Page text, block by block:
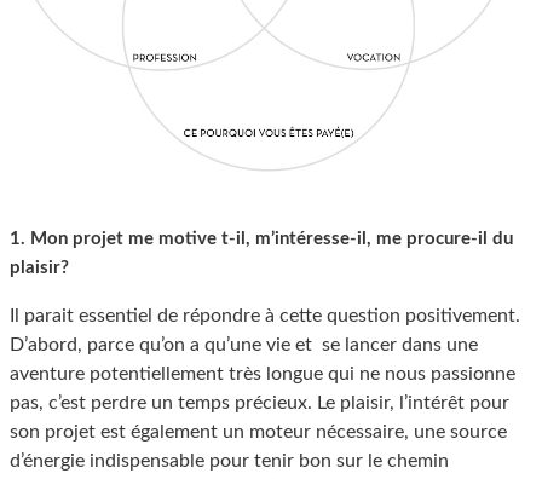
1. Mon projet me motive t-il, m’intéresse-il, me procure-il du
plaisir?
Il parait essentiel de répondre à cette question positivement.
D’abord, parce qu’on a qu’une vie et se lancer dans une
aventure potentiellement très longue qui ne nous passionne
pas, c’est perdre un temps précieux. Le plaisir, l’intérêt pour
son projet est également un moteur nécessaire, une source
d’énergie indispensable pour tenir bon sur le chemin